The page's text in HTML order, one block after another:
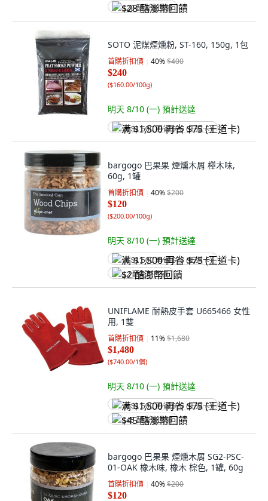
$28 酷澎幣回饋
SOTO 泥煤煙燻粉, ST-160, 150g, 1包
首購折扣價 40%$400
$240
($160.00/100g)
明天 8/10 (一) 預計送達
满 $1,500 再省 $75 (王道卡)
bargogo 巴果果 煙燻木屑 櫸木味,
60g, 1罐
首購折扣價 40%$200
$120
($200.00/100g)
明天 8/10 (一) 預計送達
满 $1,500 再省 $75 (王道卡)
$2 酷澎幣回饋
UNIFLAME 耐熱皮手套 U665466 女性
用, 1雙
首購折扣價 11%$1,680
$1,480
($740.00/1個)
明天 8/10 (一) 預計送達
满 $1,500 再省 $75 (王道卡)
$45 酷澎幣回饋
bargogo 巴果果 煙燻木屑 SG2-PSC-
01-OAK 橡木味, 橡木 棕色, 1罐, 60g
首購折扣價 40%$200
$120